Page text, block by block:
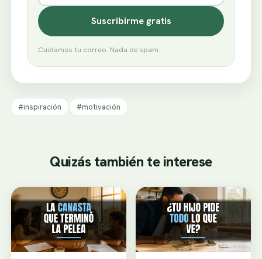
Suscribirme gratis
Cuidamos tu correo. Nada de spam.
#inspiración #motivación
Quizás también te interese